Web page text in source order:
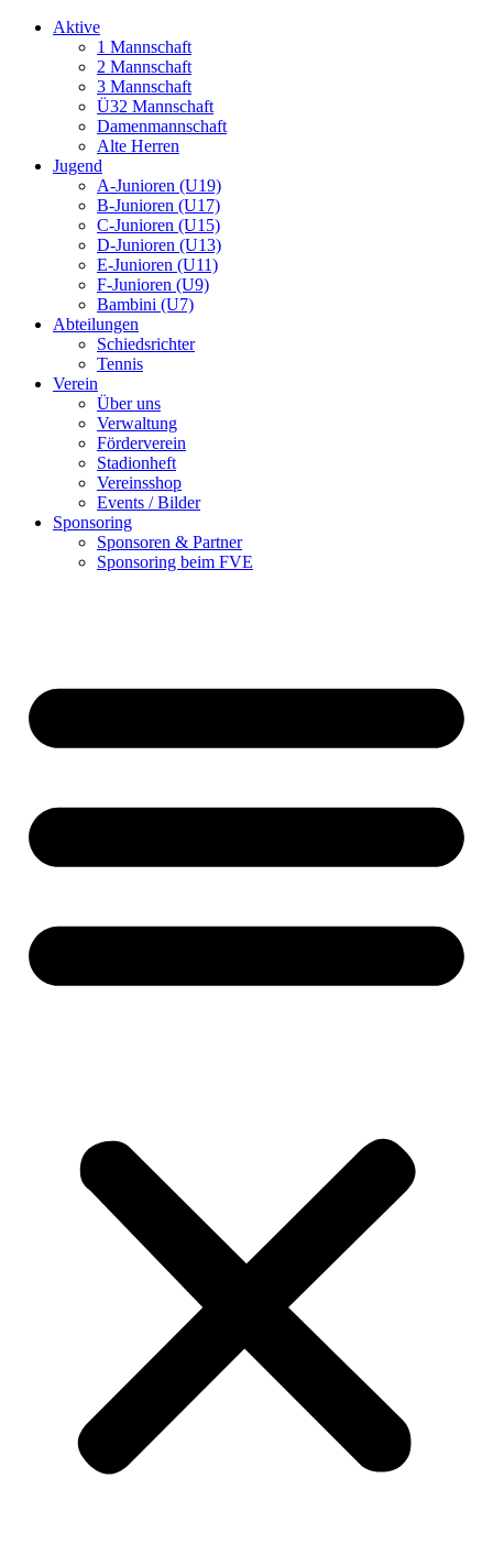
Aktive
1 Mannschaft
2 Mannschaft
3 Mannschaft
Ü32 Mannschaft
Damenmannschaft
Alte Herren
Jugend
A-Junioren (U19)
B-Junioren (U17)
C-Junioren (U15)
D-Junioren (U13)
E-Junioren (U11)
F-Junioren (U9)
Bambini (U7)
Abteilungen
Schiedsrichter
Tennis
Verein
Über uns
Verwaltung
Förderverein
Stadionheft
Vereinsshop
Events / Bilder
Sponsoring
Sponsoren & Partner
Sponsoring beim FVE